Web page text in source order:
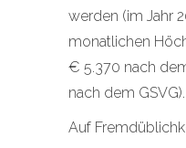
werden (im Jahr
monatlichen
€ 5.370 nach
nach dem GSVG).
Auf